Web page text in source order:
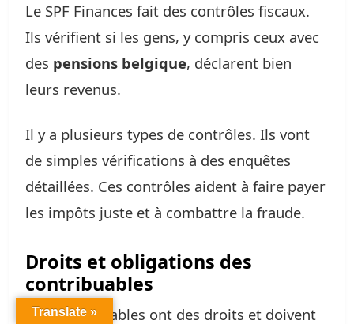
Le SPF Finances fait des contrôles fiscaux.
Ils vérifient si les gens, y compris ceux avec
des pensions belgique, déclarent bien
leurs revenus.
Il y a plusieurs types de contrôles. Ils vont
de simples vérifications à des enquêtes
détaillées. Ces contrôles aident à faire payer
les impôts juste et à combattre la fraude.
Droits et obligations des
contribuables
Les contribuables ont des droits et doivent
Translate »